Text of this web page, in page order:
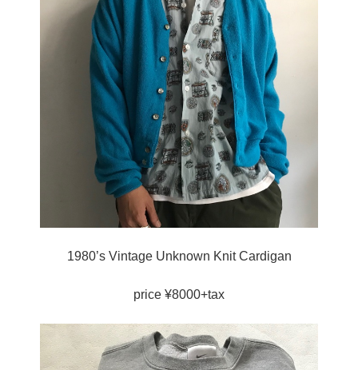
1980’s Vintage Unknown Knit Cardigan
price ¥8000+tax